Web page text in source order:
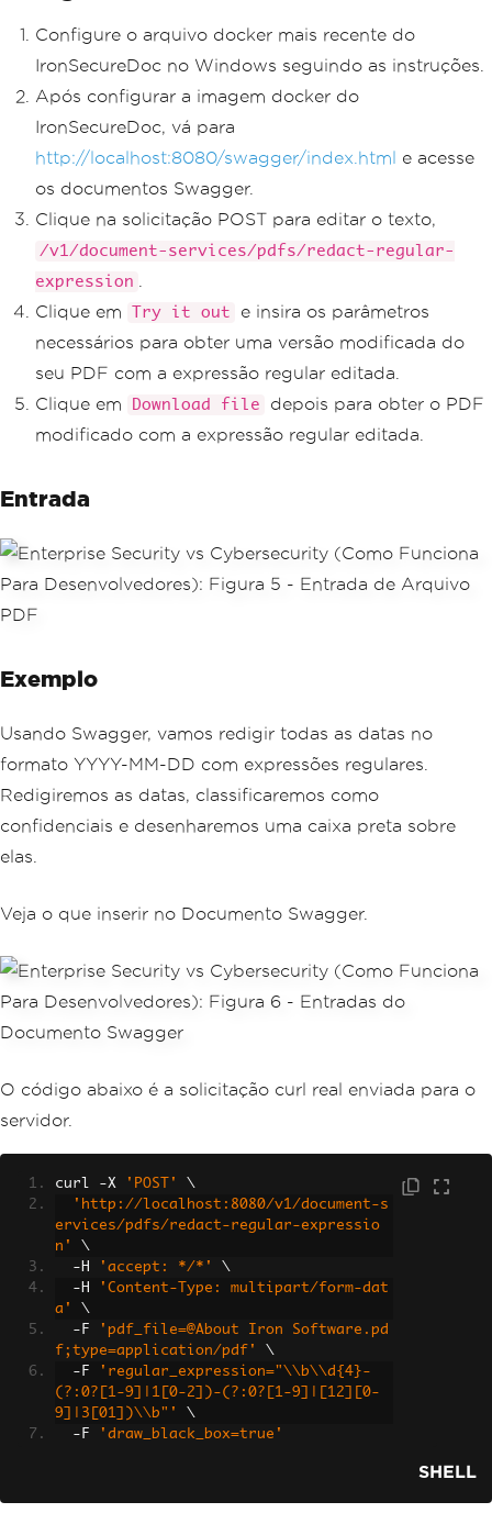
Configure o arquivo docker mais recente do
IronSecureDoc no Windows seguindo as instruções.
Após configurar a imagem docker do
IronSecureDoc, vá para
http://localhost:8080/swagger/index.html e acesse
os documentos Swagger.
Clique na solicitação POST para editar o texto,
/v1/document-services/pdfs/redact-regular-
expression
Clique em
Try it out
e insira os parâmetros
necessários para obter uma versão modificada do
seu PDF com a expressão regular editada.
Clique em
Download file
depois para obter o PDF
modificado com a expressão regular editada.
Entrada
Exemplo
Usando Swagger, vamos redigir todas as datas no
formato YYYY-MM-DD com expressões regulares.
Redigiremos as datas, classificaremos como
confidenciais e desenharemos uma caixa preta sobre
elas.
Veja o que inserir no Documento Swagger.
O código abaixo é a solicitação curl real enviada para o
servidor.
curl -X 'POST'
\
'http://localhost:8080/v1/document-s
ervices/pdfs/redact-regular-expressio
n'
\
- H 'accept: */*'
\
- H
'Content-Type: multipart/form-dat
a'
\
- F
'pdf_file=@About Iron Software.pd
f;type=application/pdf'
\
- F
'regular_expression="\\b\\d{4}-
(?:0?[1-9]|1[0-2])-(?:0?[1-9]|[12][0-
9]|3[01])\\b"'
\
- F 'draw_black_box=true'
SHELL